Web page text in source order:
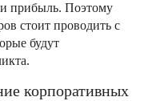
прибыль. Поэтому
стоит проводить с
будут
корпоративных